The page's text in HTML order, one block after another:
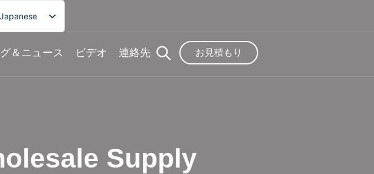
Japanese
English
French
Korean
＆ニュース ビデオ 連絡先 お見積もり
Supply